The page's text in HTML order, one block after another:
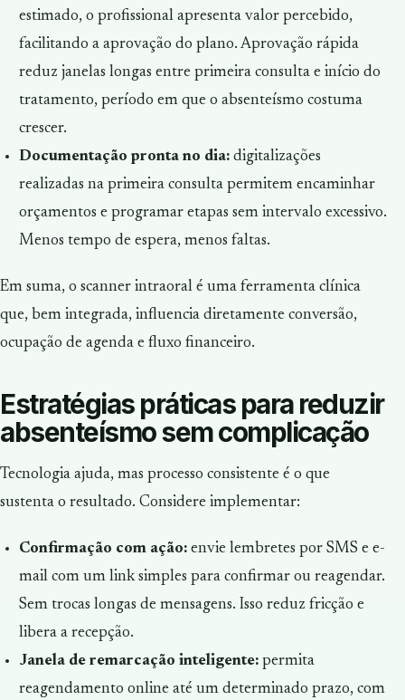
estimado, o profissional apresenta valor percebido,
facilitando a aprovação do plano. Aprovação rápida
reduz janelas longas entre primeira consulta e início do
tratamento, período em que o absenteísmo costuma
crescer.
Documentação pronta no dia:digitalizações
realizadas na primeira consulta permitem encaminhar
orçamentos e programar etapas sem intervalo excessivo.
Menos tempo de espera, menos faltas.
Em suma, o scanner intraoral é uma ferramenta clínica
que, bem integrada, influencia diretamente conversão,
ocupação de agenda e fluxo financeiro.
Estratégias práticas para reduzir
absenteísmo sem complicação
Tecnologia ajuda, mas processo consistente é o que
sustenta o resultado. Considere implementar:
Confirmação com ação:envie lembretes por SMS e e-
mail com um link simples para confirmar ou reagendar.
Sem trocas longas de mensagens. Isso reduz fricção e
libera a recepção.
Janela de remarcação inteligente:permita
reagendamento online até um determinado prazo, com